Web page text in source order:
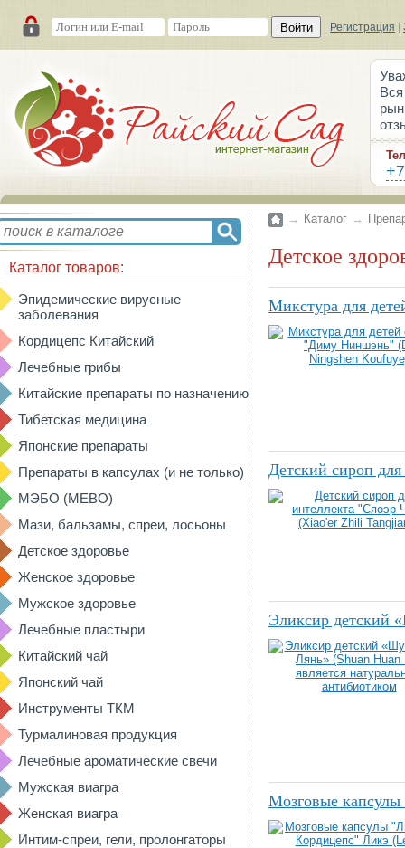
Войти Регистрация
Каталог товаров:
Эпидемические вирусные
заболевания
Кордицепс Китайский
Лечебные грибы
Китайские препараты по назначению
Тибетская медицина
Японские препараты
Препараты в капсулах (и не только)
МЭБО (MEBO)
Мази, бальзамы, спреи, лосьоны
Детское здоровье
Женское здоровье
Мужское здоровье
Лечебные пластыри
Китайский чай
Японский чай
Инструменты ТКМ
Турмалиновая продукция
Лечебные ароматические свечи
Мужская виагра
Женская виагра
Интим-спреи, гели, пролонгаторы
→ Каталог →
Детское
Микстура для
Детский сироп
Эликсир детский
Мозговые